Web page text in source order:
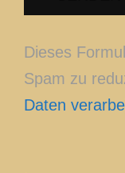
Dieses
Spam zu
Daten